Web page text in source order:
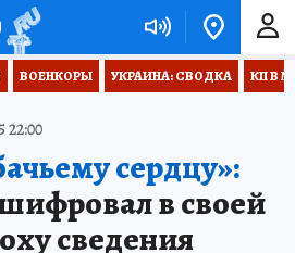
ВОЕНКОРЫ УКРАИНА: СВОДКА КП В
22:00
сердцу»:
в своей
сведения